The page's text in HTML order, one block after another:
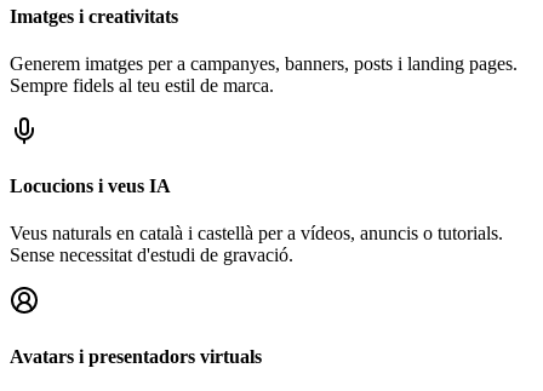
Imatges i creativitats
Generem imatges per a campanyes, banners, posts i landing pages.
Sempre fidels al teu estil de marca.
Locucions i veus IA
Veus naturals en català i castellà per a vídeos, anuncis o tutorials.
Sense necessitat d'estudi de gravació.
Avatars i presentadors virtuals